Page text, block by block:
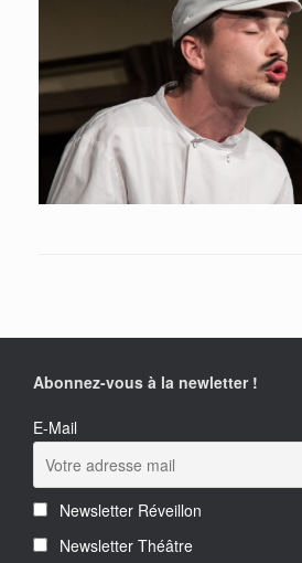
Abonnez-vous à la newletter !
E-Mail
Newsletter Réveillon
Newsletter Théâtre